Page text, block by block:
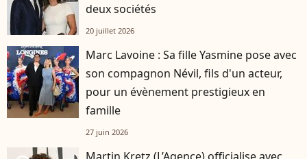
deux sociétés
20 juillet 2026
Marc Lavoine : Sa fille Yasmine pose avec
son compagnon Névil, fils d'un acteur,
pour un évènement prestigieux en
famille
27 juin 2026